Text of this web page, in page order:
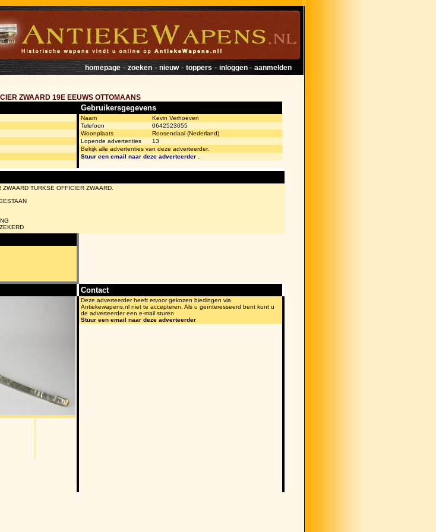
homepage-zoeken-nieuw- toppers- inloggen - aanmelden
ZWAARD 19E EEUWS OTTOMAANS
Gebruikersgegevens
Naam
Kevin Verhoeven
Telefoon
0642523055
Woonplaats
Roosendaal (Nederland)
Lopende advertenties
13
Bekijk alle advertenties van deze adverteerder.
Stuur een email naar deze adverteerder
TURKSE OFFICIER ZWAARD.
Contact
Deze adverteerder heeft ervoor gekozen biedingen via
Antiekewapens.nl niet te accepteren. Als u geïnteresseerd bent kunt u
de adverteerder een e-mail sturen
Stuur een email naar deze adverteerder